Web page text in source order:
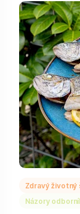
Zdravý životný
Názory